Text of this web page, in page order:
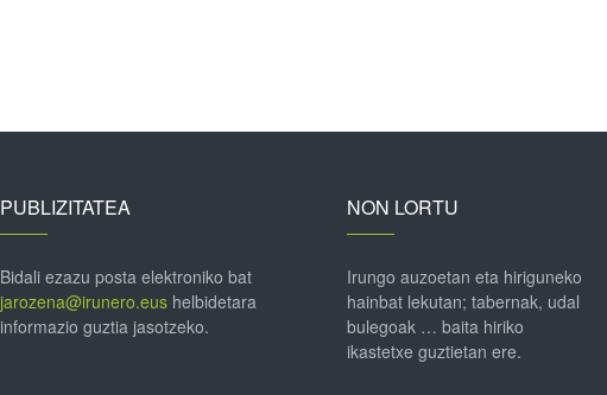
PUBLIZITATEA
Bidali ezazu posta elektroniko bat
jarozena@irunero.eushelbidetara
informazio guztia jasotzeko.
NON LORTU
Irungo auzoetan eta hiriguneko
hainbat lekutan; tabernak, udal
bulegoak … baita hiriko
ikastetxe guztietan ere.